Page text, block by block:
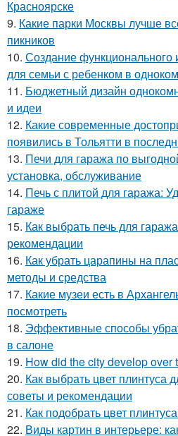
Красноярске
9. Какие парки Москвы лучше
пикников
10. Создание функционального
для семьи с ребенком в
11. Бюджетный дизайн
и идеи
12. Какие современные
появились в Тольятти в
13. Печи для гаража по
установка, обслуживание
14. Печь с плитой для гаража:
гараже
15. Как выбрать печь для
рекомендации
16. Как убрать царапины на
методы и средства
17. Какие музеи есть в
посмотреть
18. Эффективные способы
в салоне
19. How did the city develop over
20. Как выбрать цвет плинтуса
советы и рекомендации
21. Как подобрать цвет
22. Виды картин в интерьере: